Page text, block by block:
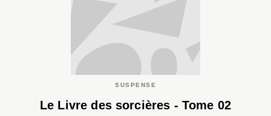
SUSPENSE
Le Livre des sorcières - Tome 02